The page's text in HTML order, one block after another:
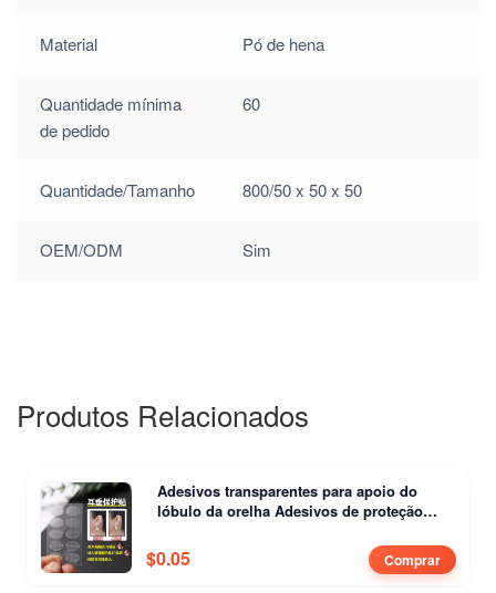
Material Pó de hena
Quantidade mínima
de pedido
60
Quantidade/Tamanho 800/50 x 50 x 50
OEM/ODM Sim
Produtos Relacionados
Adesivos transparentes para apoio do
lóbulo da orelha Adesivos de proteção
$0.05 Comprar